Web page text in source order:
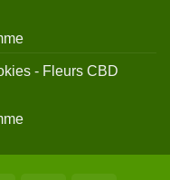
- Fleurs CBD